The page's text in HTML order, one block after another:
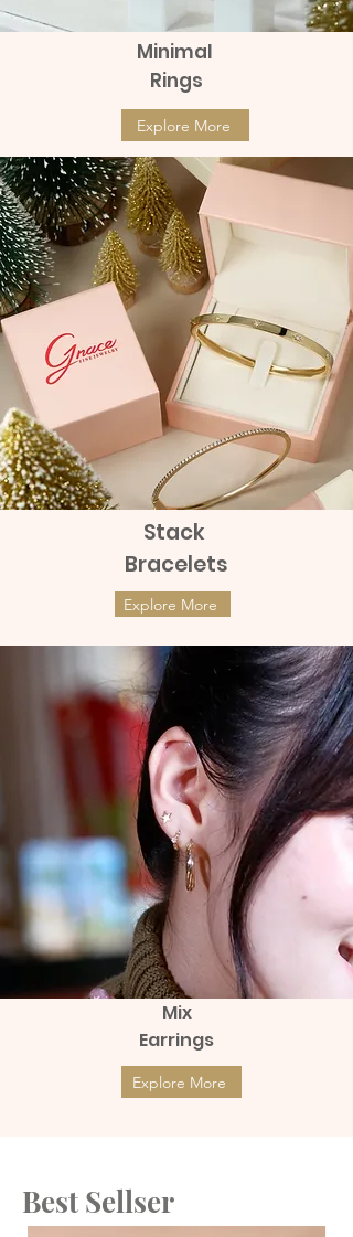
Minimal
Rings
Explore More
Stack
Bracelets
Explore More
Mix
Earrings
Explore More
Best Sellser